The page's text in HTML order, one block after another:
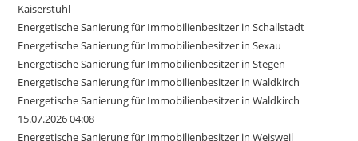
Kaiserstuhl
Energetische Sanierung für Immobilienbesitzer in Schallstadt
Energetische Sanierung für Immobilienbesitzer in Sexau
Energetische Sanierung für Immobilienbesitzer in Stegen
Energetische Sanierung für Immobilienbesitzer in Waldkirch
Energetische Sanierung für Immobilienbesitzer in Waldkirch
15.07.2026 04:08
Energetische Sanierung für Immobilienbesitzer in Weisweil